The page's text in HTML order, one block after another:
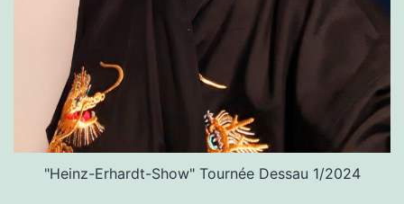
"Heinz-Erhardt-Show" Tournée Dessau 1/2024